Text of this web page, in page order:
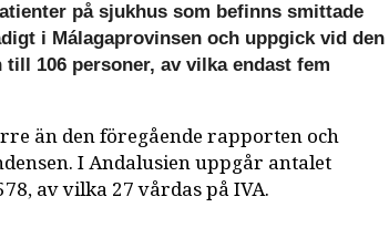
på sjukhus som befinns smittade
i Málagaprovinsen och uppgick vid den
till 106 personer, av vilka endast fem
än den föregående rapporten och
I Andalusien uppgår antalet
av vilka 27 vårdas på IVA.